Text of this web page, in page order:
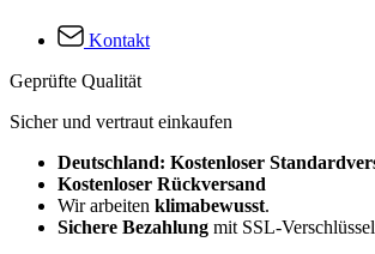
Kontakt
Geprüfte Qualität
Sicher und vertraut einkaufen
Deutschland: Kostenloser
Kostenloser Rückversand
Wir arbeiten klimabewusst.
Sichere Bezahlung mit SSL-